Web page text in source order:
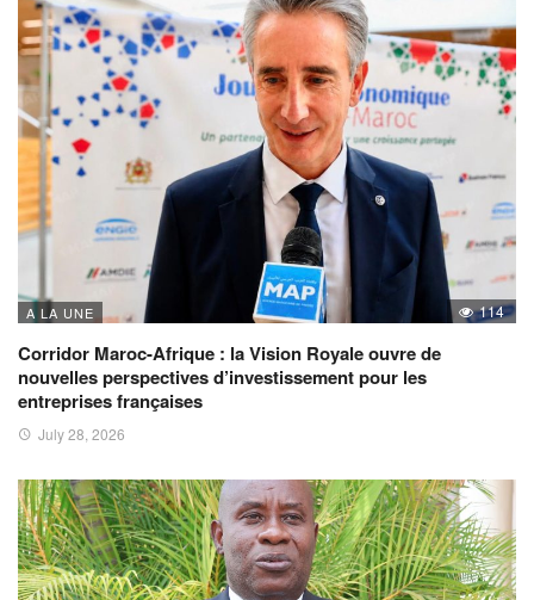
A LA UNE 114
Corridor Maroc-Afrique : la Vision Royale ouvre de
nouvelles perspectives d’investissement pour les
entreprises françaises
July 28, 2026